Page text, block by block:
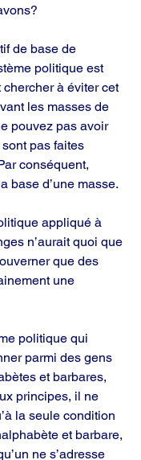
de base de
politique est
chercher à éviter cet
les masses de
pouvez pas avoir
pas faites
conséquent,
base d’une masse.
appliqué à
n’aurait quoi que
que des
une
politique qui
parmi des gens
et barbares,
principes, il ne
la seule condition
et barbare,
ne s’adresse